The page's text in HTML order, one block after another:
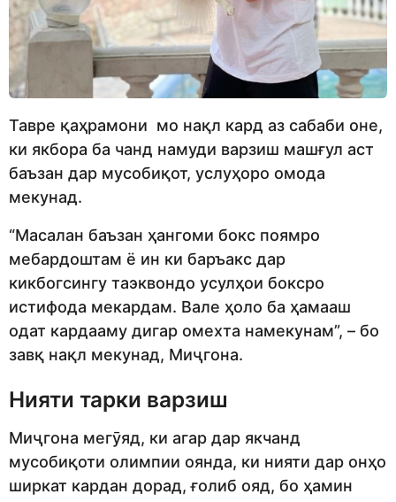
Тавре қаҳрамони мо нақл кард аз сабаби оне,
ки якбора ба чанд намуди варзиш машғул аст
баъзан дар мусобиқот, услуҳоро омода
мекунад.
“Масалан баъзан ҳангоми бокс поямро
мебардоштам ё ин ки баръакс дар
кикбогсингу таэквондо усулҳои боксро
истифода мекардам. Вале ҳоло ба ҳамааш
одат кардааму дигар омехта намекунам”, – бо
завқ нақл мекунад, Миҷгона.
Нияти тарки варзиш
Миҷгона мегӯяд, ки агар дар якчанд
мусобиқоти олимпии оянда, ки нияти дар онҳо
ширкат кардан дорад, ғолиб ояд, бо ҳамин